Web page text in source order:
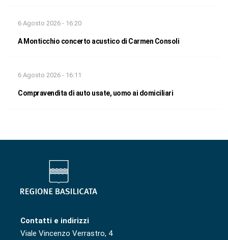
6 Agosto 2026 - 16:20
A Monticchio concerto acustico di Carmen Consoli
6 Agosto 2026 - 16:11
Compravendita di auto usate, uomo ai domiciliari
Contatti e indirizzi
Viale Vincenzo Verrastro, 4